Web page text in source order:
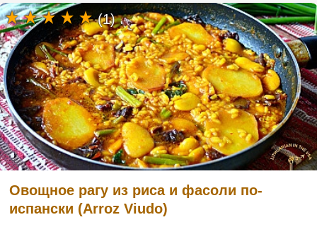
Овощное рагу из риса и фасоли по-
испански (Arroz Viudo)
(1)